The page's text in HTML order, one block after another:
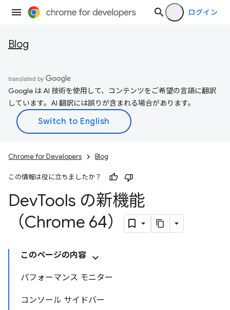
ログイン
Blog
Google は AI 技術を使用して、コンテンツをご希望の言語に翻訳
しています。AI 翻訳には誤りが含まれる場合があります。
Chrome for Developers Blog
この情報は役に立ちましたか？
DevTools の新機能
（Chrome 64）
このページの内容
パフォーマンス モニター
コンソール サイドバー